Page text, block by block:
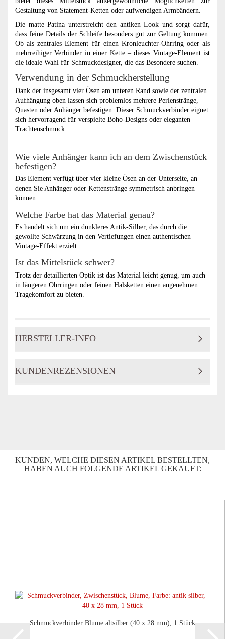
Gestaltung von Statement-Ketten oder aufwendigen Armbändern.
Die matte Patina unterstreicht den antiken Look und sorgt dafür,
dass feine Details der Schleife besonders gut zur Geltung kommen.
Ob als zentrales Element für einen Kronleuchter-Ohrring oder als
mehrreihiger Verbinder in einer Kette – dieses Vintage-Element ist
die ideale Wahl für Schmuckdesigner, die das Besondere suchen.
Verwendung in der Schmuckherstellung
Dank der insgesamt vier Ösen am unteren Rand sowie der zentralen
Aufhängung oben lassen sich problemlos mehrere Perlenstränge,
Quasten oder Anhänger befestigen. Dieser Schmuckverbinder eignet
sich hervorragend für verspielte Boho-Designs oder eleganten
Trachtenschmuck.
Wie viele Anhänger kann ich an dem Zwischenstück
befestigen?
Das Element verfügt über vier kleine Ösen an der Unterseite, an
denen Sie Anhänger oder Kettenstränge symmetrisch anbringen
können.
Welche Farbe hat das Material genau?
Es handelt sich um ein dunkleres Antik-Silber, das durch die
gewollte Schwärzung in den Vertiefungen einen authentischen
Vintage-Effekt erzielt.
Ist das Mittelstück schwer?
Trotz der detaillierten Optik ist das Material leicht genug, um auch
in längeren Ohrringen oder feinen Halsketten einen angenehmen
Tragekomfort zu bieten.
HERSTELLER-INFO
KUNDENREZENSIONEN
KUNDEN, WELCHE DIESEN ARTIKEL BESTELLTEN,
HABEN AUCH FOLGENDE ARTIKEL GEKAUFT:
Schmuckverbinder Blume altsilber (40 x 28 mm), 1 Stück